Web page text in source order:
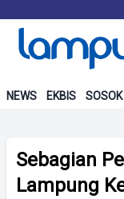
NEWS EKBIS SOSOK
Sebagian
Lampung